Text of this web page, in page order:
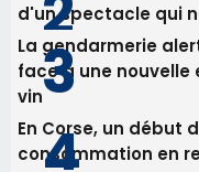
Commandant
Les plus lus
Satine Nomary est